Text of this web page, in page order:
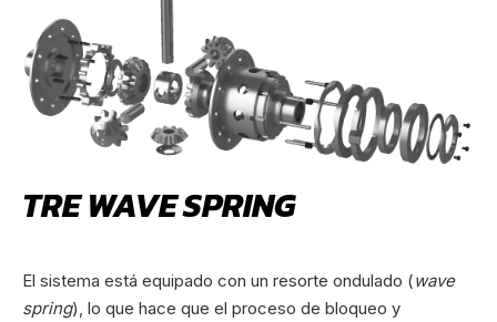
TRE WAVE SPRING
El sistema está equipado con un resorte ondulado (wave
spring), lo que hace que el proceso de bloqueo y